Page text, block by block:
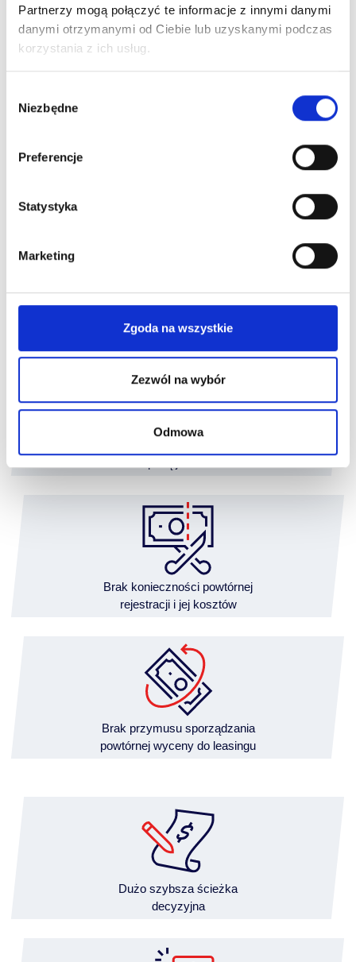
Partnerzy mogą połączyć te informacje z innymi danymi
danymi otrzymanymi od Ciebie lub uzyskanymi podczas
korzystania z ich usług.
zgody
Niezbędne
Preferencje
Statystyka
Marketing
Zgoda na wszystkie
Zezwól na wybór
Odmowa
Ciebie
informacje
niezbędne
najkorzystniejszą
ofertę Leasingu
Dlaczego warto?
Brak konieczności powtórnej
rejestracji i jej kosztów
Brak przymusu sporządzania
powtórnej wyceny do leasingu
Dużo szybsza ścieżka
decyzyjna